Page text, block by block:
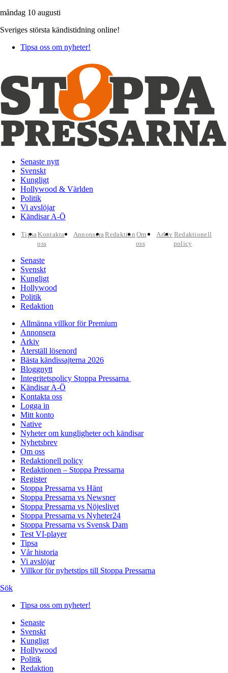
måndag 10 augusti
Sveriges största kändistidning online!
Tipsa oss om nyheter!
Senaste nytt
Svenskt
Kungligt
Hollywood & Världen
Politik
Vi avslöjar
Kändisar A-Ö
TipsaKontakta
oss
AnnonseraRedaktion Om
oss
Arkiv Redaktionell
policy
Senaste
Svenskt
Kungligt
Hollywood
Politik
Redaktion
Allmänna villkor för Premium
Annonsera
Arkiv
Återställ lösenord
Bästa kändissajterna 2026
Bloggnytt
Integritetspolicy Stoppa Pressarna
Kändisar A-Ö
Kontakta oss
Logga in
Mitt konto
Native
Nyheter om kungligheter och kändisar
Nyhetsbrev
Om oss
Redaktionell policy
Redaktionen – Stoppa Pressarna
Register
Stoppa Pressarna vs Hänt
Stoppa Pressarna vs Newsner
Stoppa Pressarna vs Nöjeslivet
Stoppa Pressarna vs Nyheter24
Stoppa Pressarna vs Svensk Dam
Test VI-player
Tipsa
Vår historia
Vi avslöjar
Villkor för nyhetstips till Stoppa Pressarna
Sök
Tipsa oss om nyheter!
Senaste
Svenskt
Kungligt
Hollywood
Politik
Redaktion